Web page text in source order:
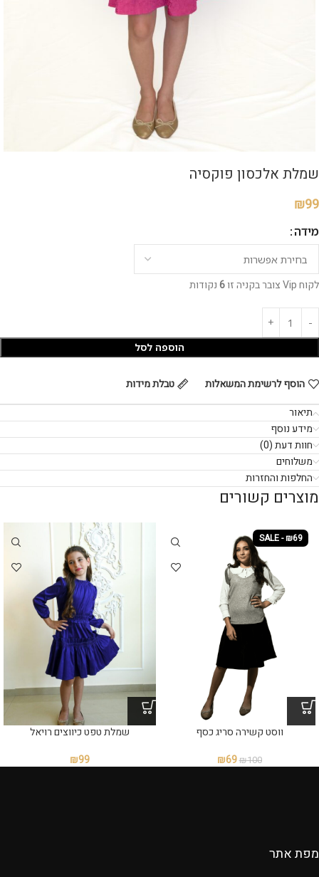
שמלת אלכסון פוקסיה
₪99
מידה
לקוח Vip צובר בקניה זו 6נקודות
הוספה לסל
הוסף לרשימת המשאלות
טבלת מידות
תיאור
מידע נוסף
חוות דעת (0)
משלוחים
החלפות והחזרות
מוצרים קשורים
SALE - ₪69
ווסט קשירה סריג כסף
₪100
₪69
שמלת טפט כיווצים רויאל
₪99
מפת אתר